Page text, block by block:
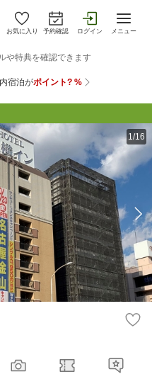
お気に入り 予約確認 ログイン メニュー
1/16